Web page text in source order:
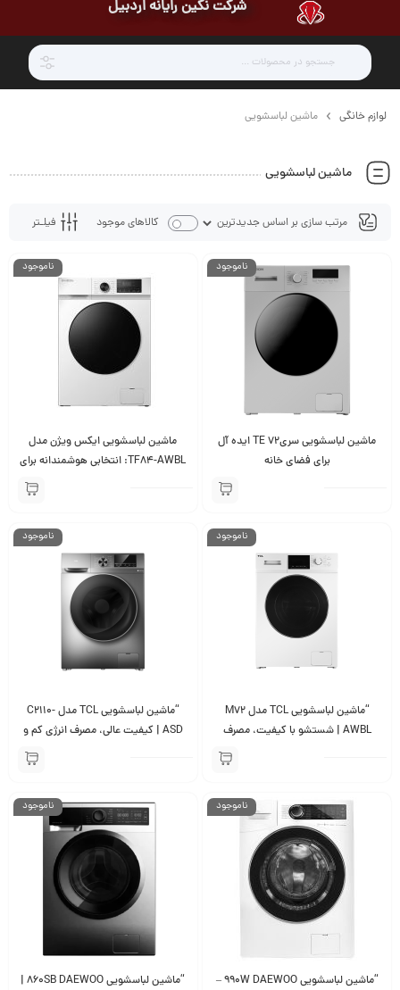
شرکت نگین رایانه اردبیل
لوازم خانگی ماشین لباسشویی
ماشین لباسشویی
فیلـتر کالاهای موجود
ناموجود
ماشین لباسشویی سری72 TE ایده آل
برای فضای خانه
ناموجود
ماشین لباسشویی ایکس ویژن مدل
TF84-AWBL: انتخابی هوشمندانه برای
ناموجود
“ماشین لباسشویی TCL مدل M72
AWBL | شستشو با کیفیت، مصرف
ناموجود
“ماشین لباسشویی TCL مدل C2110-
ASD | کیفیت عالی، مصرف انرژی کم و
ناموجود
“ماشین لباسشویی 990W DAEWOO –
ناموجود
“ماشین لباسشویی 860SB DAEWOO |